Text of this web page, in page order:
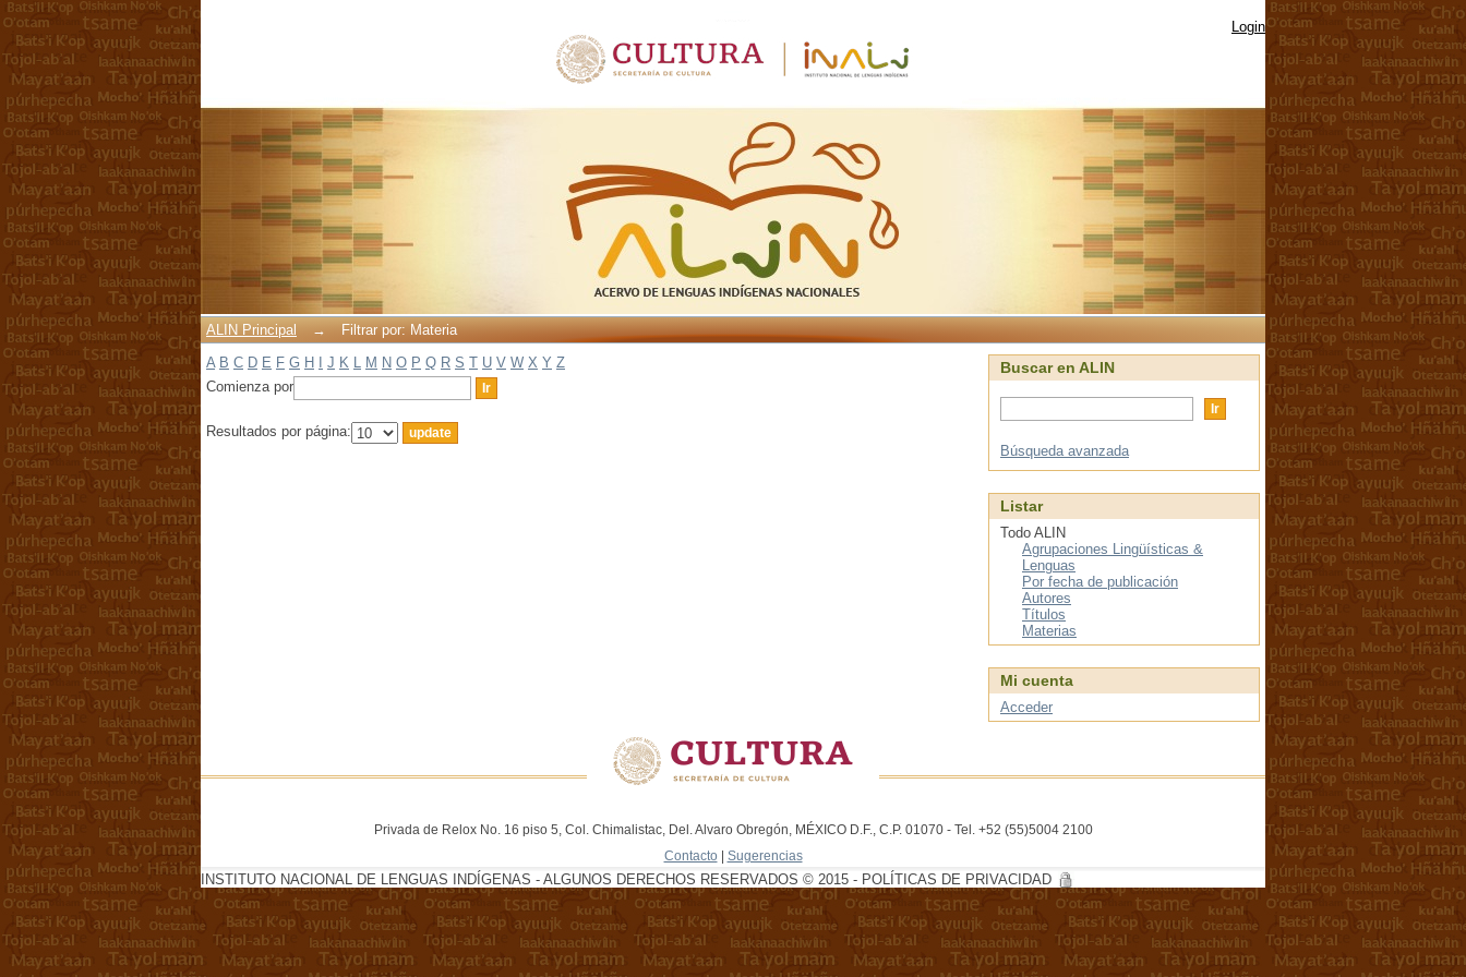
Login
ALIN Principal →
Filtrar por: Materia
A B C D E F G H J K L M N O P Q R S T U V W X Y Z
Comienza por
Resultados por página:
Buscar en ALIN
Búsqueda avanzada
Listar
Todo ALIN
Agrupaciones Lingüísticas &
Lenguas
Por fecha de publicación
Autores
Títulos
Materias
Mi cuenta
Acceder
Privada de Relox No. 16 piso 5, Col. Chimalistac, Del. Alvaro Obregón, MÉXICO D.F., C.P. 01070 - Tel. +52 (55)5004 2100
Contacto | Sugerencias
INSTITUTO NACIONAL DE LENGUAS INDÍGENAS - ALGUNOS DERECHOS RESERVADOS © 2015 - POLÍTICAS DE PRIVACIDAD